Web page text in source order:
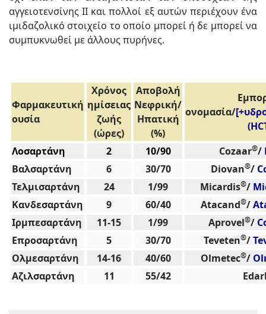
αγγειοτενσίνης ΙΙ και πολλοί εξ αυτών περιέχουν ένα
ιμιδαζολικό στοιχείο το οποίο μπορεί ή δε μπορεί να
συμπυκνωθεί με άλλους πυρήνες.
Φαρμακευτική
ουσία
Χρόνος
ημίσειας
ζωής
(ώρες)
Αποβολή
Νεφρική/
Ηπατική
(%)
ονομασία/
Λοσαρτάνη
2 10/90 Cozaar®/
Βαλσαρτάνη
6 30/70 Diovan®/
Τελμισαρτάνη
24 1/99 Micardis®/
Κανδεσαρτάνη
9 60/40 Atacand®/
Ιρμπεσαρτάνη
11-15 1/99 Aprovel®/
Επροσαρτάνη
5 30/70 Teveten®/
Ολμεσαρτάνη
14-16 40/60 Olmetec®/
Αζιλσαρτάνη
11 55/42